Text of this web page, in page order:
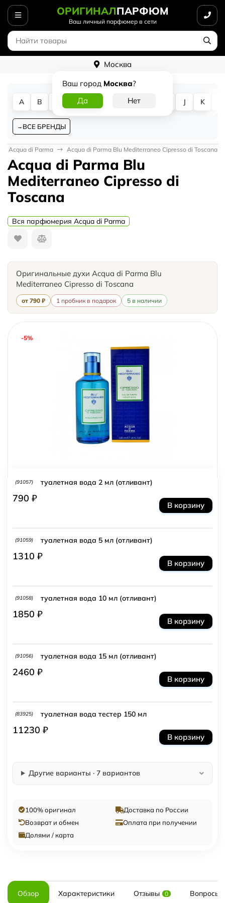
ОРИГИНАЛПАРФЮМ
Ваш личный парфюмер в сети
Москва
Ваш город Москва?
A B D G J K
ВСЕ БРЕНДЫ
Acqua di Parma Acqua di Parma Blu Mediterraneo Cipresso di Toscana
Acqua di Parma Blu
Mediterraneo Cipresso di
Toscana
Вся парфюмерия Acqua di Parma
Оригинальные духи Acqua di Parma Blu
Mediterraneo Cipresso di Toscana
от 790 ₽ 1 пробник в подарок 5 в наличии
-5%
(91057) туалетная вода 2 мл (отливант)
790 ₽
В корзину
(91059) туалетная вода 5 мл (отливант)
1310 ₽
В корзину
(91058) туалетная вода 10 мл (отливант)
1850 ₽
В корзину
(91056) туалетная вода 15 мл (отливант)
2460 ₽
В корзину
(83925) туалетная вода тестер 150 мл
11230 ₽
В корзину
Другие варианты · 7 вариантов
100% оригинал
Доставка по России
Возврат и обмен
Оплата при получении
Долями / карта
Обзор Характеристики Отзывы 0 Вопросы